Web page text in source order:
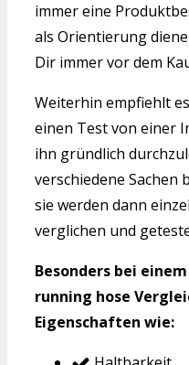
immer eine
als Orientierung
Dir immer vor dem
Weiterhin empfiehlt
einen Test von einer
ihn gründlich
verschiedene Sachen
sie werden dann
verglichen und
Besonders bei
running hose
Eigenschaften wie: